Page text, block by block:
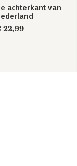
achterkant van
22,99